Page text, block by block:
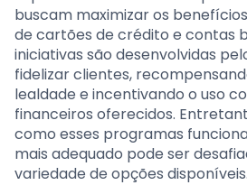
buscam maximizar os
de cartões de crédito e contas
iniciativas são desenvolvidas
fidelizar clientes,
lealdade e incentivando o uso
financeiros oferecidos.
como esses programas
mais adequado pode ser
variedade de opções disponíveis.